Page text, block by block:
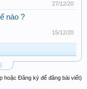
27/12/20
nào ?
15/12/20
hoặc Đăng ký để đăng bài viết)